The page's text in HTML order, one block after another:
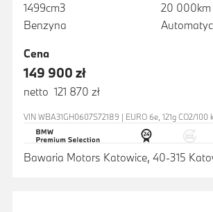
1499cm3
Benzyna
20 000km
Cena
149 900 zł
netto 121 870 zł
VIN WBA31GH0607S72189 | EURO 6e, 121g CO2/100
Bawaria Motors Katowice, 40-315